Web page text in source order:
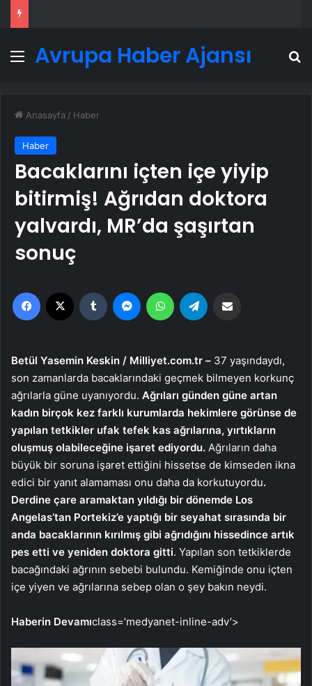
Menü
Avrupa Haber Ajansı
Anasayfa / Haber
Haber
Bacaklarını içten içe yiyip
bitirmiş! Ağrıdan doktora
yalvardı, MR’da şaşırtan
sonuç
Facebook Tumblr MessengerWhatsApp
Betül Yasemin Keskin / Milliyet.com.tr – 37 yaşındaydı,
son zamanlarda bacaklarındaki geçmek bilmeyen korkunç
ağrılarla güne uyanıyordu. Ağrıları günden güne artan
kadın birçok kez farklı kurumlarda hekimlere görünse de
yapılan tetkikler ufak tefek kas ağrılarına, yırtıkların
oluşmuş olabileceğine işaret ediyordu. Ağrıların daha
büyük bir soruna işaret ettiğini hissetse de kimseden ikna
edici bir yanıt alamaması onu daha da korkutuyordu.
Derdine çare aramaktan yıldığı bir dönemde Los
Angelas’tan Portekiz’e yaptığı bir seyahat sırasında bir
anda bacaklarının kırılmış gibi ağrıdığını hissedince artık
pes etti ve yeniden doktora gitti. Yapılan son tetkiklerde
bacağındaki ağrının sebebi bulundu. Kemiğinde onu içten
içe yiyen ve ağrılarına sebep olan o şey bakın neydi.
Haberin Devamıclass=’medyanet-inline-adv’>